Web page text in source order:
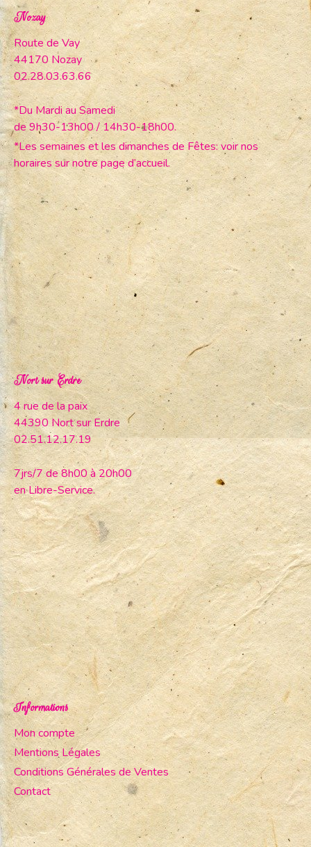
Nozay
Route de Vay
44170 Nozay
02.28.03.63.66
*Du Mardi au Samedi
de 9h30-13h00 / 14h30-18h00.
*Les semaines et les dimanches de Fêtes: voir nos
horaires sur notre page d’accueil.
Nort sur Erdre
4 rue de la paix
44390 Nort sur Erdre
02.51.12.17.19
7jrs/7 de 8h00 à 20h00
en Libre-Service.
Informations
Mon compte
Mentions Légales
Conditions Générales de Ventes
Contact